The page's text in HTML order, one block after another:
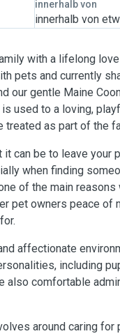
innerhalb von
innerhalb von
with a lifelong
pets and currently
our gentle Maine
used to a loving,
treated as part of the
it can be to leave your
when finding
of the main
pet owners peace of
affectionate
including
also comfortable
around caring